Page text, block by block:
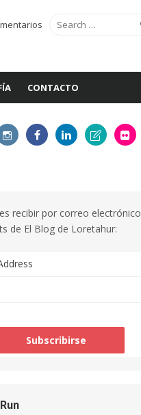
Search
for:
CONTACTO
recibir por correo electrónico
de El Blog de Loretahur: